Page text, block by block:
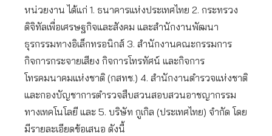
หน่วยงาน ได้แก่ 1. ธนาคารแห่งประเทศไทย 2. กระทรวง
ดิจิทัลเพื่อเศรษฐกิจและสังคม และสำนักงานพัฒนา
ธุรกรรมทางอิเล็กทรอนิกส์ 3. สำนักงานคณะกรรมการ
กิจการกระจายเสียง กิจการโทรทัศน์ และกิจการ
โทรคมนาคมแห่งชาติ (กสทช.) 4. สำนักงานตำรวจแห่งชาติ
และกองบัญชาการตำรวจสืบสวนสอบสวนอาชญากรรม
ทางเทคโนโลยี และ 5. บริษัท กูเกิล (ประเทศไทย) จำกัด โดย
มีรายละเอียดข้อเสนอ ดังนี้